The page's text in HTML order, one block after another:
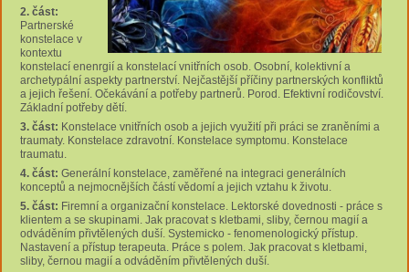
2. část:
Partnerské
konstelace v
kontextu
konstelací enenrgií a konstelací vnitřních osob. Osobní, kolektivní a
archetypální aspekty partnerství. Nejčastější příčiny partnerských konfliktů
a jejich řešení. Očekávání a potřeby partnerů. Porod. Efektivní rodičovství.
Základní potřeby dětí.
3. část: Konstelace vnitřních osob a jejich využití při práci se zraněními a
traumaty. Konstelace zdravotní. Konstelace symptomu. Konstelace
traumatu.
4. část: Generální konstelace, zaměřené na integraci generálních
konceptů a nejmocnějších částí vědomí a jejich vztahu k životu.
5. část: Firemní a organizační konstelace. Lektorské dovednosti - práce s
klientem a se skupinami. Jak pracovat s kletbami, sliby, černou magií a
odváděním přivtělených duší. Systemicko - fenomenologický přístup.
Nastavení a přístup terapeuta. Práce s polem. Jak pracovat s kletbami,
sliby, černou magií a odváděním přivtělených duší.